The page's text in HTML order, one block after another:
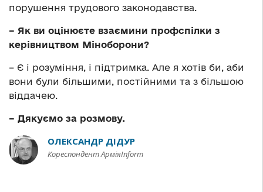
порушення трудового законодавства.
– Як ви оцінюєте взаємини профспілки з
керівництвом Міноборони?
– Є і розуміння, і підтримка. Але я хотів би, аби
вони були більшими, постійними та з більшою
віддачею.
– Дякуємо за розмову.
ОЛЕКСАНДР ДІДУР
Кореспондент АрміяInform